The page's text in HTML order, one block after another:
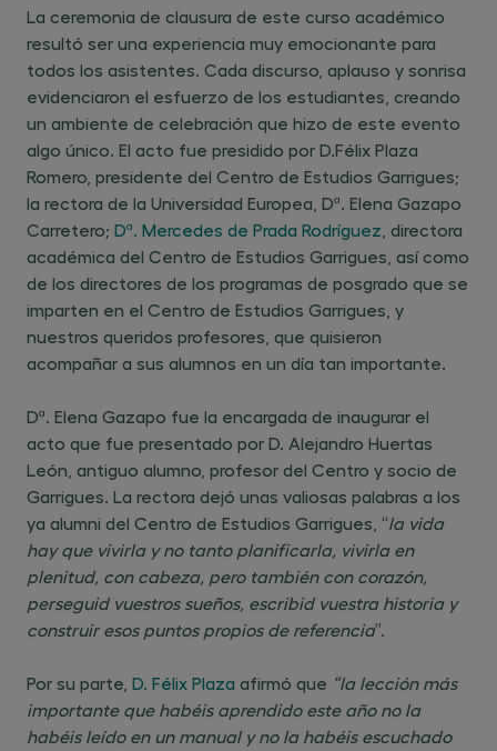
La ceremonia de clausura de este curso académico
resultó ser una experiencia muy emocionante para
todos los asistentes. Cada discurso, aplauso y sonrisa
evidenciaron el esfuerzo de los estudiantes, creando
un ambiente de celebración que hizo de este evento
algo único. El acto fue presidido por D.Félix Plaza
Romero, presidente del Centro de Estudios Garrigues;
la rectora de la Universidad Europea, Dª. Elena Gazapo
Carretero; Dª. Mercedes de Prada Rodríguez , directora
académica del Centro de Estudios Garrigues, así como
de los directores de los programas de posgrado que se
imparten en el Centro de Estudios Garrigues, y
nuestros queridos profesores, que quisieron
acompañar a sus alumnos en un día tan importante.
Dª. Elena Gazapo fue la encargada de inaugurar el
acto que fue presentado por D. Alejandro Huertas
León, antiguo alumno, profesor del Centro y socio de
Garrigues. La rectora dejó unas valiosas palabras a los
ya alumni del Centro de Estudios Garrigues, “la vida
hay que vivirla y no tanto planificarla, vivirla en
plenitud, con cabeza, pero también con corazón,
perseguid vuestros sueños, escribid vuestra historia y
construir esos puntos propios de referencia”.
Por su parte, D. Félix Plaza afirmó que “la lección más
importante que habéis aprendido este año no la
habéis leído en un manual y no la habéis escuchado